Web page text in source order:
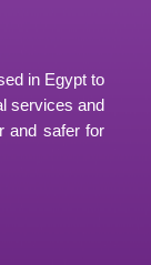
in Egypt to
services and
and safer for